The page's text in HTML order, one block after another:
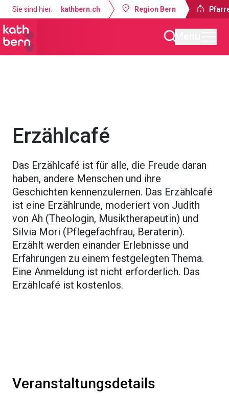
Sie sind hier: kathbern.ch Region Bern
Erzählcafé
Das Erzählcafé ist für alle, die Freude daran
haben, andere Menschen und ihre
Geschichten kennenzulernen. Das Erzählcafé
ist eine Erzählrunde, moderiert von Judith
von Ah (Theologin, Musiktherapeutin) und
Silvia Mori (Pflegefachfrau, Beraterin).
Erzählt werden einander Erlebnisse und
Erfahrungen zu einem festgelegten Thema.
Eine Anmeldung ist nicht erforderlich. Das
Erzählcafé ist kostenlos.
Veranstaltungsdetails